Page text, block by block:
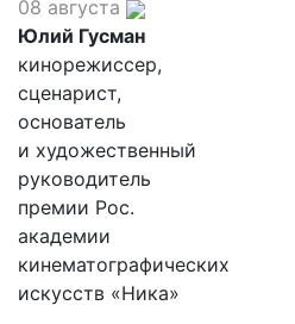
08 августа
Юлий Гусман
кинорежиссер,
сценарист,
основатель
и художественный
руководитель
премии Рос.
академии
кинематографических
искусств «Ника»